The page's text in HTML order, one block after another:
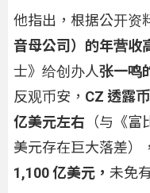
他指出，根据公开资
音母公司）的年营收
士》给创办人张一鸣
反观币安， CZ 透露
亿美元左右 （与《
美元存在巨大落差），
1,100 亿美元， 未免